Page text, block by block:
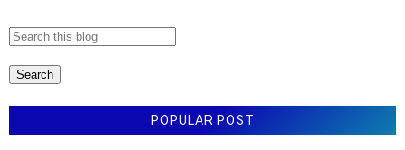
POPULAR POST